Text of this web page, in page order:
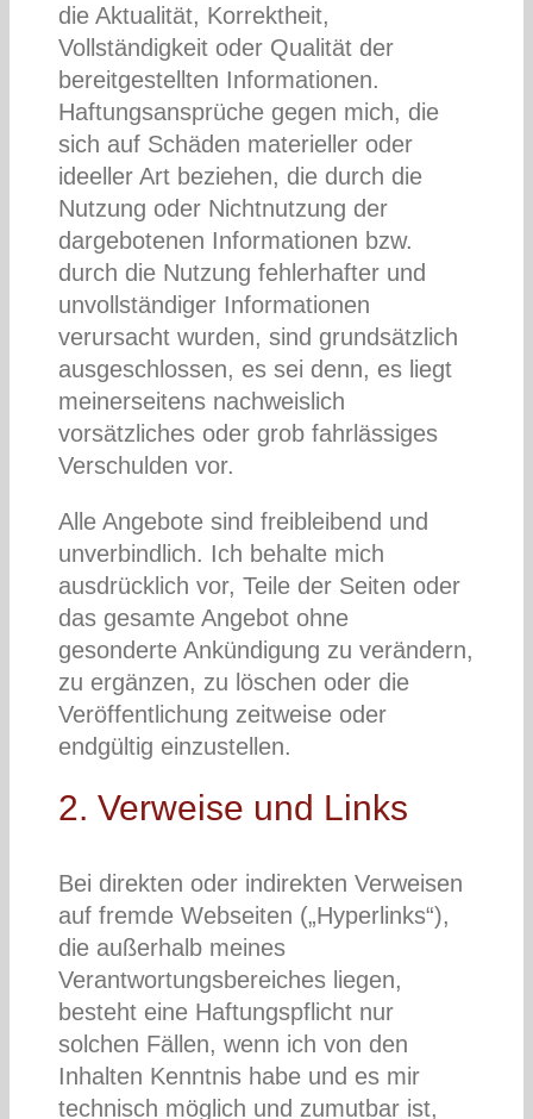
die Aktualität, Korrektheit,
Vollständigkeit oder Qualität der
bereitgestellten Informationen.
Haftungsansprüche gegen mich, die
sich auf Schäden materieller oder
ideeller Art beziehen, die durch die
Nutzung oder Nichtnutzung der
dargebotenen Informationen bzw.
durch die Nutzung fehlerhafter und
unvollständiger Informationen
verursacht wurden, sind grundsätzlich
ausgeschlossen, es sei denn, es liegt
meinerseitens nachweislich
vorsätzliches oder grob fahrlässiges
Verschulden vor.
Alle Angebote sind freibleibend und
unverbindlich. Ich behalte mich
ausdrücklich vor, Teile der Seiten oder
das gesamte Angebot ohne
gesonderte Ankündigung zu verändern,
zu ergänzen, zu löschen oder die
Veröffentlichung zeitweise oder
endgültig einzustellen.
2. Verweise und Links
Bei direkten oder indirekten Verweisen
auf fremde Webseiten („Hyperlinks“),
die außerhalb meines
Verantwortungsbereiches liegen,
besteht eine Haftungspflicht nur
solchen Fällen, wenn ich von den
Inhalten Kenntnis habe und es mir
technisch möglich und zumutbar ist,